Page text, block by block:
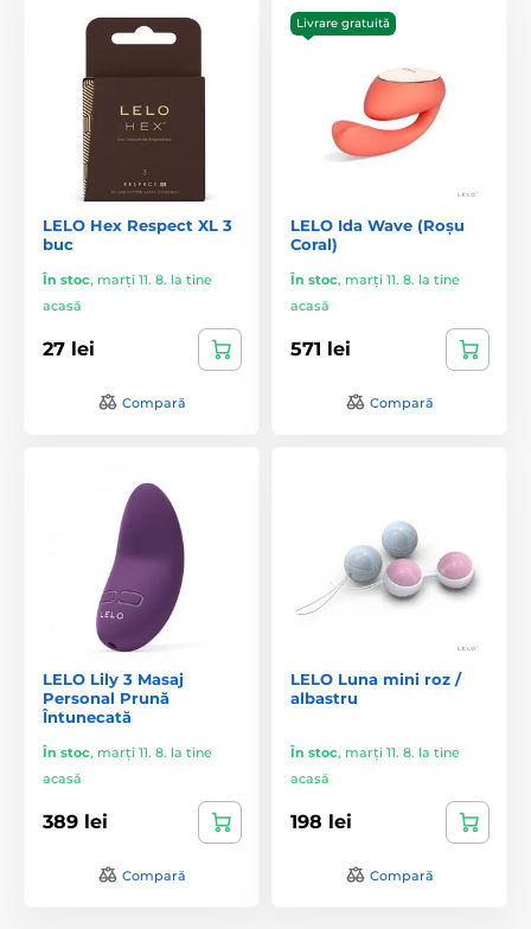
LELO Hex Respect XL 3
buc
În stoc, marți 11. 8. la tine
acasă
27 lei
Compară
Livrare gratuită
LELO Ida Wave (Roșu
Coral)
În stoc, marți 11. 8. la tine
acasă
571 lei
Compară
LELO Lily 3 Masaj
Personal Prună
Întunecată
În stoc, marți 11. 8. la tine
acasă
389 lei
Compară
LELO Luna mini roz /
albastru
În stoc, marți 11. 8. la tine
acasă
198 lei
Compară